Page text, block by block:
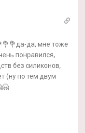
да, мне тоже
понравился,
без силиконов,
(ну по тем двум